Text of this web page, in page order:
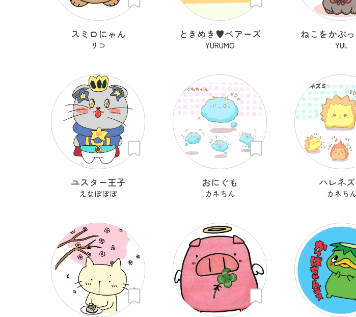
スミロにゃん
リコ
ときめき♥ベアーズ
YURUMO
ねこをかぶ
YUI.
ユスター王子
えなぼぼぼ
おにぐも
カネちん
ハレネズ
カネちん